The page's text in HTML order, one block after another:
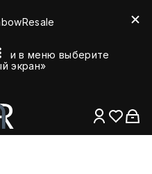
и в меню выберите
экран»